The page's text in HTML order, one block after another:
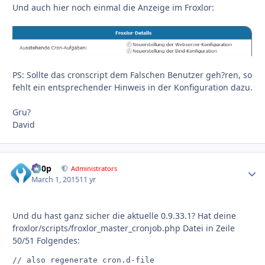
Und auch hier noch einmal die Anzeige im Froxlor:
PS: Sollte das cronscript dem Falschen Benutzer geh?ren, so
fehlt ein entsprechender Hinweis in der Konfiguration dazu.
Gru?
David
d00p Administrators
March 1, 201511 yr
Und du hast ganz sicher die aktuelle 0.9.33.1? Hat deine
froxlor/scripts/froxlor_master_cronjob.php Datei in Zeile
50/51 Folgendes:
// also regenerate cron.d-file